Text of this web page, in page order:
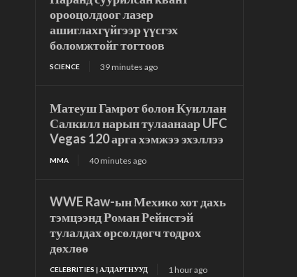
орооцолдоог лазер
ашиглахгүйгээр үүсгэх
боломжтойг тогтоов
SCIENCE 39 minutes ago
Матеуш Гамрот болон Куиллан
Салкилл нарын тулаанаар UFC
Vegas 120 арга хэмжээ эхэллээ
MMA 40 minutes ago
WWE Raw-ын Мехико хот дахь
тэмцээнд Роман Рейнстэй
тулалдах өрсөлдөгч тодрох
дөхлөө
CELEBRITIES | АЛДАРТНУУД 1 hour ago